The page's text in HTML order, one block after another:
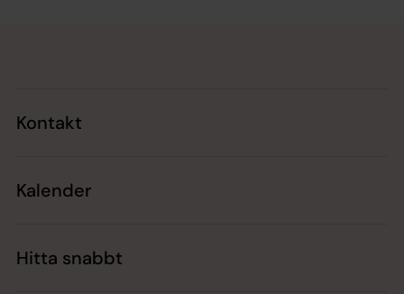
Kontakt
Kalender
Hitta snabbt